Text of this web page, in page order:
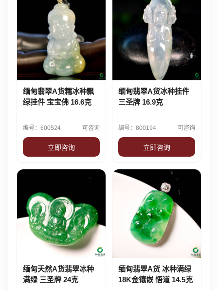
缅甸翡翠A货糯冰种飘
绿挂件 宝宝佛 16.6克
编号：600524 可咨询
立即咨询
缅甸翡翠A货冰种挂件
三圣牌 16.9克
编号：800194 可咨询
立即咨询
缅甸天然A货翡翠冰种
满绿 三圣牌 24克
缅甸翡翠A货 冰种满绿
18K金镶嵌 悟道 14.5克